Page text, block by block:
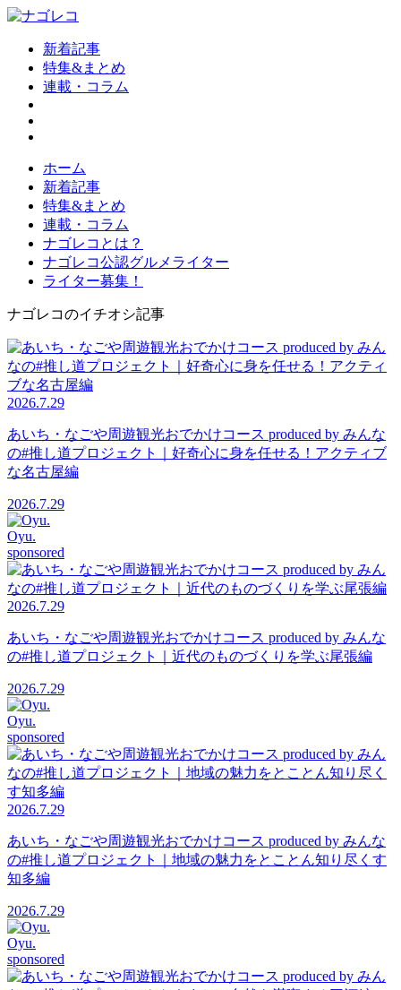
新着記事
特集&まとめ
連載・コラム
ホーム
新着記事
特集&まとめ
連載・コラム
ナゴレコとは？
ナゴレコ公認グルメライター
ライター募集！
ナゴレコのイチオシ記事
2026.7.29
あいち・なごや周遊観光おでかけコース produced by みんな
の#推し道プロジェクト｜好奇心に身を任せる！アクティブ
な名古屋編
2026.7.29
Oyu.
sponsored
2026.7.29
あいち・なごや周遊観光おでかけコース produced by みんな
の#推し道プロジェクト｜近代のものづくりを学ぶ尾張編
2026.7.29
Oyu.
sponsored
2026.7.29
あいち・なごや周遊観光おでかけコース produced by みんな
の#推し道プロジェクト｜地域の魅力をとことん知り尽くす
知多編
2026.7.29
Oyu.
sponsored